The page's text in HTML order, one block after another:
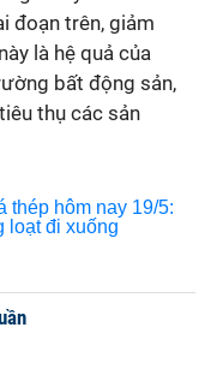
đoạn trên, giảm
là hệ quả của
bất động sản,
thụ các sản